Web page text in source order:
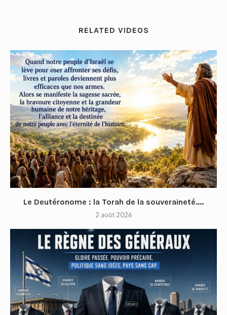
RELATED VIDEOS
Le Deutéronome : la Torah de la souveraineté....
2 août 2026